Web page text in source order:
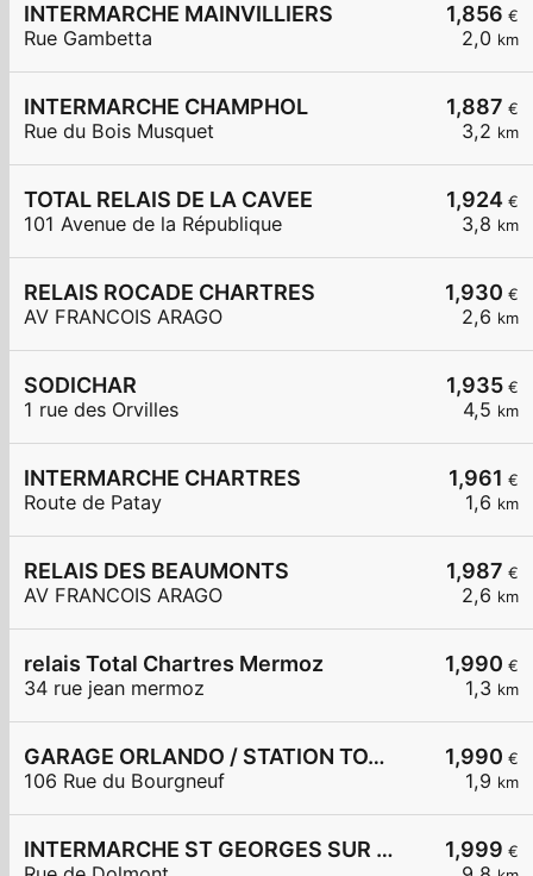
1,856 €
2,0 km
INTERMARCHE MAINVILLIERS
Rue Gambetta
1,887 €
3,2 km
INTERMARCHE CHAMPHOL
Rue du Bois Musquet
1,924 €
3,8 km
TOTAL RELAIS DE LA CAVEE
101 Avenue de la République
1,930 €
2,6 km
RELAIS ROCADE CHARTRES
AV FRANCOIS ARAGO
1,935 €
4,5 km
SODICHAR
1 rue des Orvilles
1,961 €
1,6 km
INTERMARCHE CHARTRES
Route de Patay
1,987 €
2,6 km
RELAIS DES BEAUMONTS
AV FRANCOIS ARAGO
1,990 €
1,3 km
relais Total Chartres Mermoz
34 rue jean mermoz
1,990 €
1,9 km
GARAGE ORLANDO / STATION TOTAL
106 Rue du Bourgneuf
1,999 €
INTERMARCHE ST GEORGES SUR EURE